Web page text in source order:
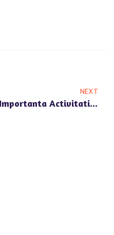
NEXT
Importanta Activitatilor In Aer Liber La Gradinita Privata Happy Univers Pipera